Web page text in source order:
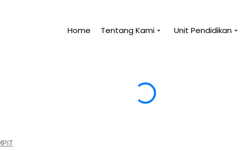
Home Tentang Kami Unit Pendidikan